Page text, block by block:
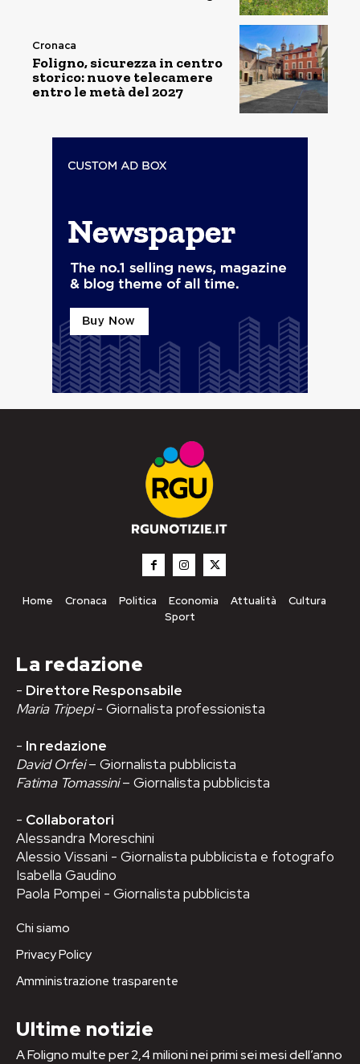
Cronaca
Foligno, sicurezza in centro
storico: nuove telecamere
entro le metà del 2027
Home Cronaca Politica Economia Attualità
Cultura
Sport
La redazione
- Direttore Responsabile
Maria Tripepi- Giornalista professionista
- In redazione
David Orfei– Giornalista pubblicista
Fatima Tomassini– Giornalista pubblicista
- Collaboratori
Alessandra Moreschini
Alessio Vissani - Giornalista pubblicista e fotografo
Isabella Gaudino
Paola Pompei - Giornalista pubblicista
Chi siamo
Privacy Policy
Amministrazione trasparente
Ultime notizie
A Foligno multe per 2,4 milioni nei primi sei mesi dell’anno